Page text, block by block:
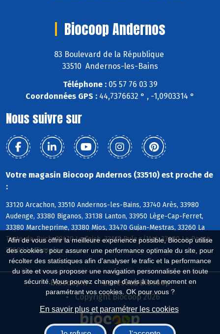
Afin de vous offrir la meilleure expérience possible, Biocoop utilise
des cookies : pour assurer une performance optimale du site, pour
récolter des statistiques afin d'analyser le trafic et la performance
du site et vous proposer une navigation personnalisée en toute
sécurité. Vous pouvez changer d'avis à tout moment en
paramétrant vos cookies. OK pour vous ?
En savoir plus et paramétrer les cookies
Biocoop Andernos
83 Boulevard de la République
33510 Andernos-les-Bains
Téléphone :05 57 76 03 39
Coordonnées GPS : 44,7376632 ° , -1,0903314 °
Nous suivre sur
Votre magasin Biocoop Andernos (33510) est proche de
:
33120 Arcachon, 33510 Andernos-les-Bains, 33740 Arès, 33980
Audenge, 33380 Biganos, 33138 Lanton, 33950 Lège-Cap-Ferret,
33380 Marcheprime, 33380 Mios, 33470 Gujan-Mestras, 33260 La
Teste-de-Buch, 33470 Le Teich, 33115 Pyla s/Mer, 33680 Le Porge,
33680 Le Temple
Biocoop.fr
Le réseau Biocoop
Copyright Biocoop 2026